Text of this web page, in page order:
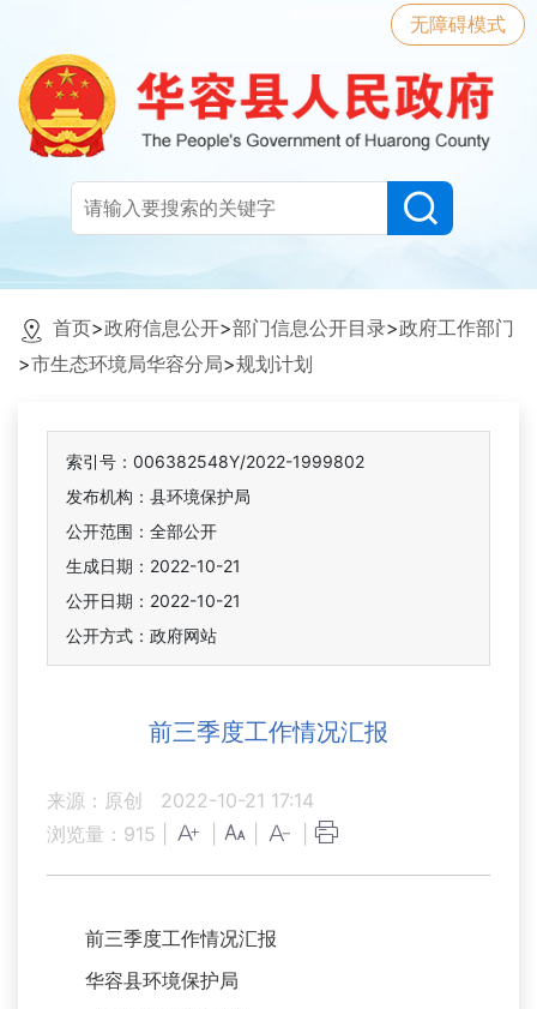
无障碍模式
首页>政府信息公开>部门信息公开目录>政府工作部门
>市生态环境局华容分局>规划计划
索引号：006382548Y/2022-1999802
发布机构：县环境保护局
公开范围：全部公开
生成日期：2022-10-21
公开日期：2022-10-21
公开方式：政府网站
前三季度工作情况汇报
来源：原创
2022-10-21 17:14
浏览量： 915
前三季度工作情况汇报
华容县环境保护局